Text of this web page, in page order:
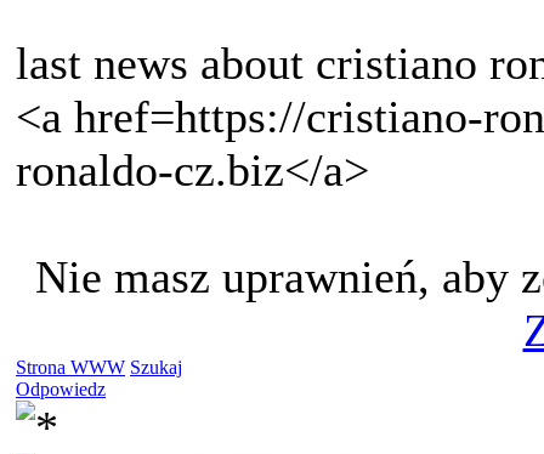
last news about cristiano
<a href=https://cristiano-
ronaldo-cz.biz</a>
Nie masz uprawnień, aby
Strona WWW Szukaj
Odpowiedz